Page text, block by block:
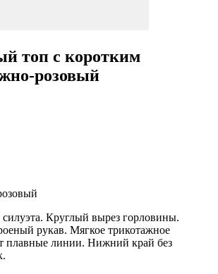
топ с коротким
розовый
Круглый вырез горловины.
рукав. Мягкое трикотажное
плавные линии. Нижний край без